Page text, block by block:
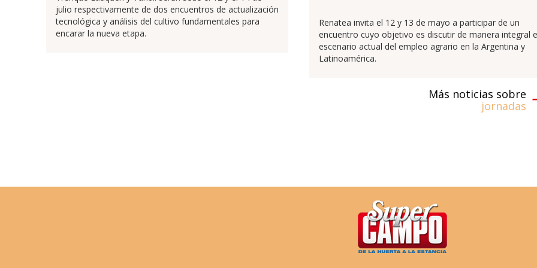
julio respectivamente de dos encuentros de actualización
tecnológica y análisis del cultivo fundamentales para
encarar la nueva etapa.
Renatea invita el 12 y 13 de mayo a participar de un
encuentro cuyo objetivo es discutir de manera integral
escenario actual del empleo agrario en la Argentina y
Latinoamérica.
Más noticias sobre
jornadas